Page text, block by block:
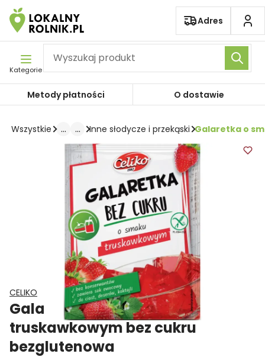
Pomiń nawigację
Adres
Kategorie
Metody płatności O dostawie
Wszystkie ... ... Inne słodycze i przekąski Galaretka o
CELIKO
Galaretka o smaku
truskawkowym bez cukru
bezglutenowa